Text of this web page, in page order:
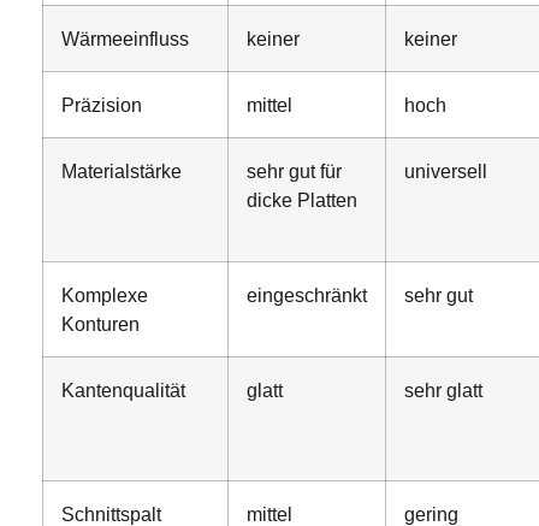
Wärmeeinfluss keiner keiner
Präzision mittel hoch
Materialstärke
sehr gut für
dicke Platten
universell
Komplexe
Konturen
eingeschränkt sehr gut
Kantenqualität glatt sehr glatt
Schnittspalt mittel gering